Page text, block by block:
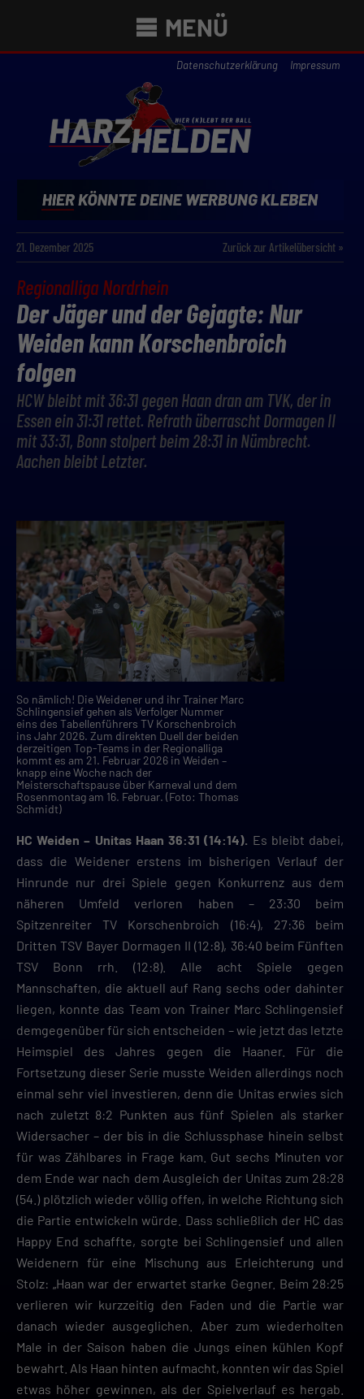
MENÜ
Datenschutzerklärung Impressum
21. Dezember 2025 Zurück zur Artikelübersicht »
Regionalliga Nordrhein
Der Jäger und der Gejagte: Nur
Weiden kann Korschenbroich
folgen
HCW bleibt mit 36:31 gegen Haan dran am TVK, der in
Essen ein 31:31 rettet. Refrath überrascht Dormagen II
mit 33:31, Bonn stolpert beim 28:31 in Nümbrecht.
Aachen bleibt Letzter.
So nämlich! Die Weidener und ihr Trainer Marc
Schlingensief gehen als Verfolger Nummer
eins des Tabellenführers TV Korschenbroich
ins Jahr 2026. Zum direkten Duell der beiden
derzeitigen Top-Teams in der Regionalliga
kommt es am 21. Februar 2026 in Weiden –
knapp eine Woche nach der
Meisterschaftspause über Karneval und dem
Rosenmontag am 16. Februar. (Foto: Thomas
Schmidt)
HC Weiden – Unitas Haan 36:31 (14:14). Es bleibt dabei,
dass die Weidener erstens im bisherigen Verlauf der
Hinrunde nur drei Spiele gegen Konkurrenz aus dem
näheren Umfeld verloren haben – 23:30 beim
Spitzenreiter TV Korschenbroich (16:4), 27:36 beim
Dritten TSV Bayer Dormagen II (12:8), 36:40 beim Fünften
TSV Bonn rrh. (12:8). Alle acht Spiele gegen
Mannschaften, die aktuell auf Rang sechs oder dahinter
liegen, konnte das Team von Trainer Marc Schlingensief
demgegenüber für sich entscheiden – wie jetzt das letzte
Heimspiel des Jahres gegen die Haaner. Für die
Fortsetzung dieser Serie musste Weiden allerdings noch
einmal sehr viel investieren, denn die Unitas erwies sich
nach zuletzt 8:2 Punkten aus fünf Spielen als starker
Widersacher – der bis in die Schlussphase hinein selbst
für was Zählbares in Frage kam. Gut sechs Minuten vor
dem Ende war nach dem Ausgleich der Unitas zum 28:28
(54.) plötzlich wieder völlig offen, in welche Richtung sich
die Partie entwickeln würde. Dass schließlich der HC das
Happy End schaffte, sorgte bei Schlingensief und allen
Weidenern für eine Mischung aus Erleichterung und
Stolz: „Haan war der erwartet starke Gegner. Beim 28:25
verlieren wir kurzzeitig den Faden und die Partie war
danach wieder ausgeglichen. Aber zum wiederholten
Male in der Saison haben die Jungs einen kühlen Kopf
bewahrt. Als Haan hinten aufmacht, konnten wir das Spiel
etwas höher gewinnen, als der Spielverlauf es hergab.